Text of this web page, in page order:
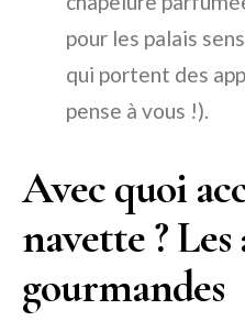
pour les palais
qui portent des
pense à vous !).
Avec quoi
navette ?
gourmandes